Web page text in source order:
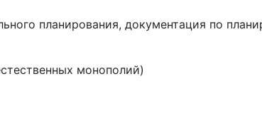
планирования, документация по
монополий)